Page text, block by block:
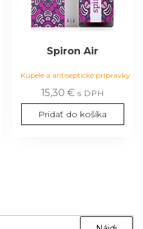
Spiron Air
Kúpele a antiseptické prípravky
15,30 € s DPH
Pridať do košíka